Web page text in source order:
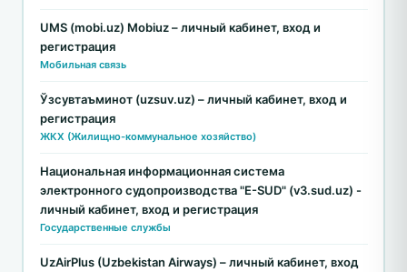
UMS (mobi.uz) Mobiuz – личный кабинет, вход и
регистрация
Мобильная связь
Ўзсувтаъминот (uzsuv.uz) – личный кабинет, вход и
регистрация
ЖКХ (Жилищно-коммунальное хозяйство)
Национальная информационная система
электронного судопроизводства "E-SUD" (v3.sud.uz) -
личный кабинет, вход и регистрация
Государственные службы
UzAirPlus (Uzbekistan Airways) – личный кабинет, вход